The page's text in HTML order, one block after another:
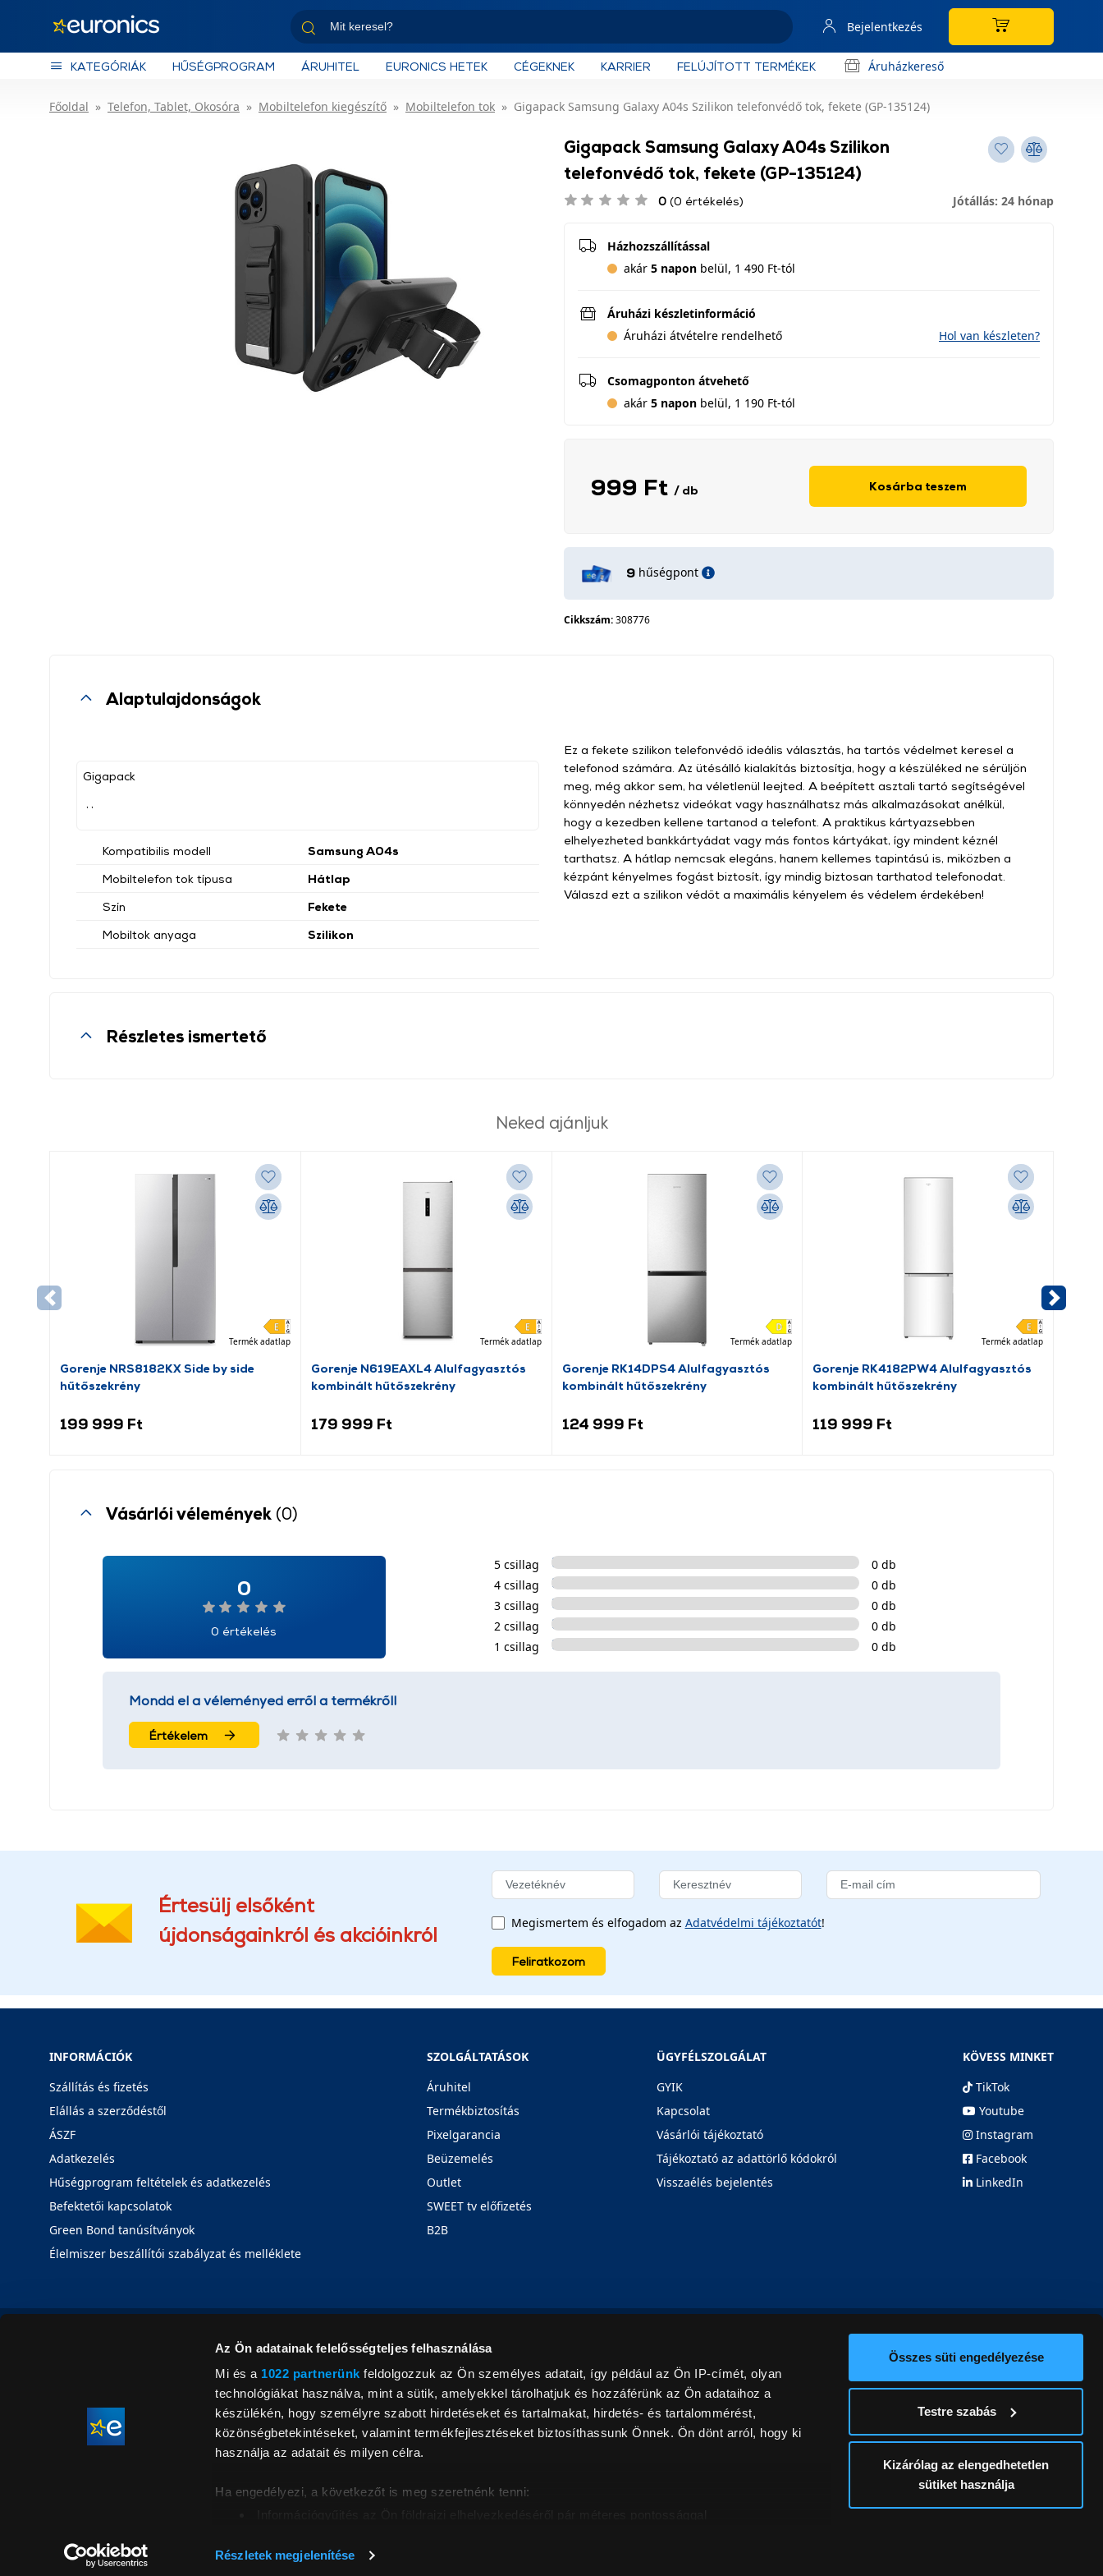
Az Ön adatainak felelősségteljes felhasználása
Mi és a 1022 partnerünk feldolgozzuk az Ön személyes adatait, így például az Ön IP-címét, olyan
technológiákat használva, mint a sütik, amelyekkel tárolhatjuk és hozzáférünk az Ön adataihoz a
készülékén, hogy személyre szabott hirdetéseket és tartalmakat, hirdetés- és tartalommérést,
közönségbetekintéseket, valamint termékfejlesztéseket biztosíthassunk Önnek. Ön dönt arról, hogy ki
használja az adatait és milyen célra.
Ha engedélyezi, a következőt is meg szeretnénk tenni:
ellenőrzésével
Részletek megjelenítése
Összes süti engedélyezése
Testre szabás
Kizárólag az elengedhetetlen
sütiket használja
Bejelentkezés
KATEGÓRIÁK HŰSÉGPROGRAM ÁRUHITEL EURONICS HETEK CÉGEKNEK KARRIER FELÚJÍTOTT TERMÉKEK Áruházkereső
Főoldal Telefon, Tablet, Okosóra Mobiltelefon kiegészítő Mobiltelefon tok Gigapack Samsung Galaxy A04s Szilikon telefonvédő tok, fekete (GP-135124)
Gigapack Samsung Galaxy A04s Szilikon
telefonvédő tok, fekete (GP-135124)
0 (0 értékelés) Jótállás: 24 hónap
Házhozszállítással
akár 5 napon belül, 1 490 Ft-tól
Áruházi készletinformáció
Áruházi átvételre rendelhető
Hol van készleten?
Csomagponton átvehető
akár 5 napon belül, 1 190 Ft-tól
999 Ft / db Kosárba teszem
9 hűségpont
Cikkszám:308776
Alaptulajdonságok
Gigapack
Kompatibilis modell
Samsung A04s
Mobiltelefon tok típusa
Hátlap
Szín
Fekete
Mobiltok anyaga
Szilikon
Ez a fekete szilikon telefonvédő ideális választás, ha tartós védelmet keresel a
telefonod számára. Az ütésálló kialakítás biztosítja, hogy a készüléked ne sérüljön
meg, még akkor sem, ha véletlenül leejted. A beépített asztali tartó segítségével
könnyedén nézhetsz videókat vagy használhatsz más alkalmazásokat anélkül,
hogy a kezedben kellene tartanod a telefont. A praktikus kártyazsebben
elhelyezheted bankkártyádat vagy más fontos kártyákat, így mindent kéznél
tarthatsz. A hátlap nemcsak elegáns, hanem kellemes tapintású is, miközben a
kézpánt kényelmes fogást biztosít, így mindig biztosan tarthatod telefonodat.
Válaszd ezt a szilikon védőt a maximális kényelem és védelem érdekében!
Részletes ismertető
Neked ajánljuk
Termék adatlap
Gorenje NRS8182KX Side by side
hűtőszekrény
199 999 Ft
Termék adatlap
Gorenje N619EAXL4 Alulfagyasztós
kombinált hűtőszekrény
179 999 Ft
Termék adatlap
Gorenje RK14DPS4 Alulfagyasztós
kombinált hűtőszekrény
124 999 Ft
Termék adatlap
Gorenje RK4182PW4 Alulfagyasztós
kombinált hűtőszekrény
119 999 Ft
Vásárlói vélemények (0)
0
0 értékelés
5 csillag
0 db
4 csillag
0 db
3 csillag
0 db
2 csillag
0 db
1 csillag
0 db
Mondd el a véleményed erről a termékről!
Értékelem
Értesülj elsőként
újdonságainkról és akcióinkról
Megismertem és elfogadom az Adatvédelmi tájékoztatót!
Feliratkozom
INFORMÁCIÓK
Szállítás és fizetés
Elállás a szerződéstől
ÁSZF
Adatkezelés
Hűségprogram feltételek és adatkezelés
Befektetői kapcsolatok
Green Bond tanúsítványok
Élelmiszer beszállítói szabályzat és melléklete
SZOLGÁLTATÁSOK
Áruhitel
Termékbiztosítás
Pixelgarancia
Beüzemelés
Outlet
SWEET tv előfizetés
B2B
ÜGYFÉLSZOLGÁLAT
GYIK
Kapcsolat
Vásárlói tájékoztató
Tájékoztató az adattörlő kódokról
Visszaélés bejelentés
KÖVESS MINKET
TikTok
Youtube
Instagram
Facebook
LinkedIn
© 2026. Minden jog fenntartva! Euronics Műszaki Áruházlánc
feltüntetett árak, képek leírások tájékoztató jellegűek, és nem minősülnek ajánlattételnek, az esetleges pontatlanságért